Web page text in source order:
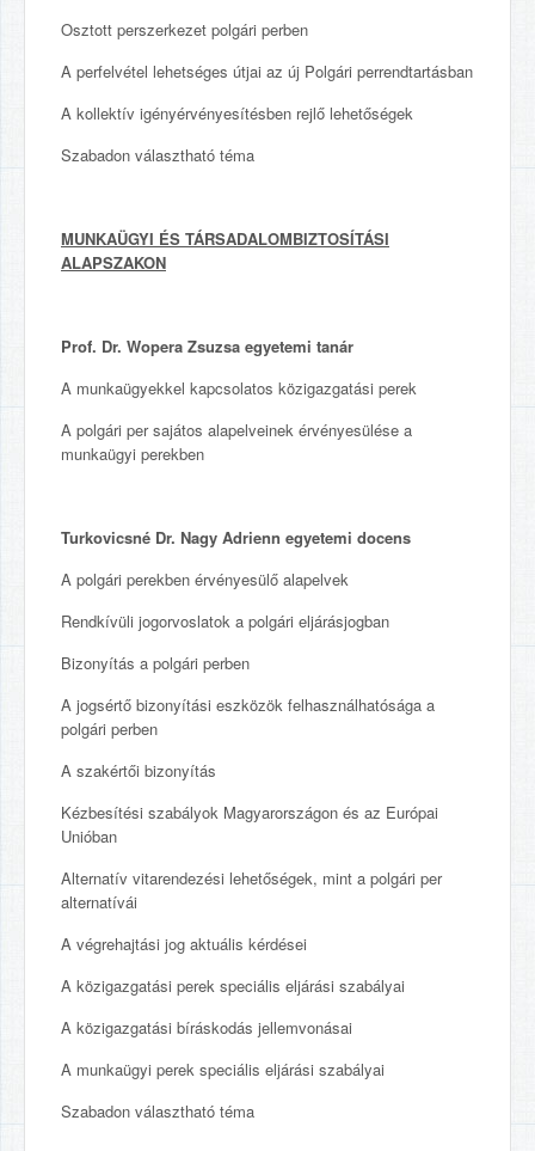
Osztott perszerkezet polgári perben
A perfelvétel lehetséges útjai az új Polgári perrendtartásban
A kollektív igényérvényesítésben rejlő lehetőségek
Szabadon választható téma
MUNKAÜGYI ÉS TÁRSADALOMBIZTOSÍTÁSI
ALAPSZAKON
Prof. Dr. Wopera Zsuzsa egyetemi tanár
A munkaügyekkel kapcsolatos közigazgatási perek
A polgári per sajátos alapelveinek érvényesülése a
munkaügyi perekben
Turkovicsné Dr. Nagy Adrienn egyetemi docens
A polgári perekben érvényesülő alapelvek
Rendkívüli jogorvoslatok a polgári eljárásjogban
Bizonyítás a polgári perben
A jogsértő bizonyítási eszközök felhasználhatósága a
polgári perben
A szakértői bizonyítás
Kézbesítési szabályok Magyarországon és az Európai
Unióban
Alternatív vitarendezési lehetőségek, mint a polgári per
alternatívái
A végrehajtási jog aktuális kérdései
A közigazgatási perek speciális eljárási szabályai
A közigazgatási bíráskodás jellemvonásai
A munkaügyi perek speciális eljárási szabályai
Szabadon választható téma